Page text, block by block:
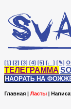
[1] [2] [3] [4] [5] [♩] [✎]
ТЕЛЕГРАММА
НАОРАТЬ НА
Главная | Ласты |